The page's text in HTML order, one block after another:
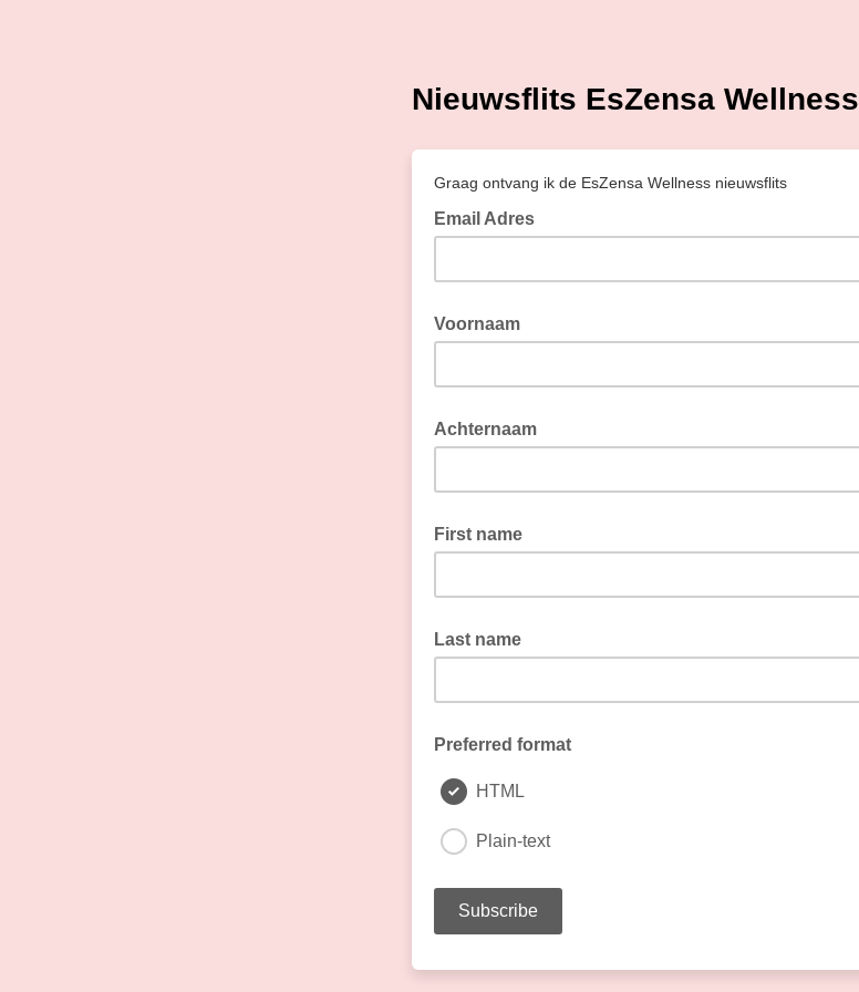
Nieuwsflits EsZensa Wellness
Graag ontvang ik de EsZensa Wellness nieuwsflits
Email Adres
Voornaam
Achternaam
First name
Last name
Preferred format
HTML
Plain-text